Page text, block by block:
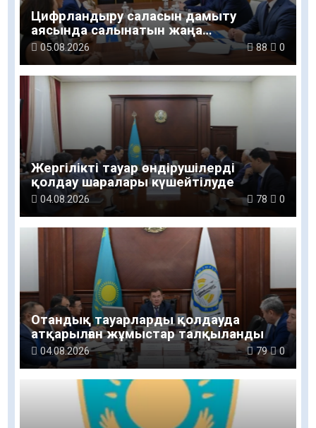
Цифрландыру саласын дамыту
аясында салынатын жаңа
орталықтың жобасы талқыланды
05.08.2026 88 0
Жергілікті тауар өндірушілерді
қолдау шаралары күшейтілуде
04.08.2026 78 0
Отандық тауарларды қолдауда
атқарылған жұмыстар талқыланды
04.08.2026 79 0